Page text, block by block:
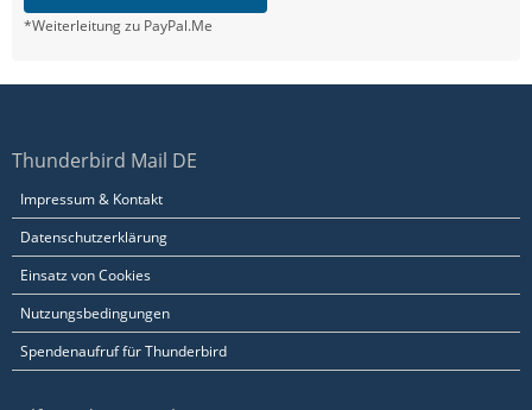
*Weiterleitung zu PayPal.Me
Thunderbird Mail DE
Impressum & Kontakt
Datenschutzerklärung
Einsatz von Cookies
Nutzungsbedingungen
Spendenaufruf für Thunderbird